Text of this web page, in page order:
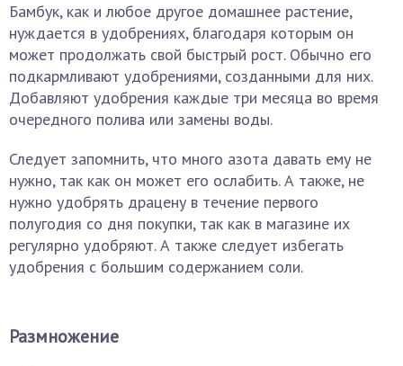
Бамбук, как и любое другое домашнее растение,
нуждается в удобрениях, благодаря которым он
может продолжать свой быстрый рост. Обычно его
подкармливают удобрениями, созданными для них.
Добавляют удобрения каждые три месяца во время
очередного полива или замены воды.
Следует запомнить, что много азота давать ему не
нужно, так как он может его ослабить. А также, не
нужно удобрять драцену в течение первого
полугодия со дня покупки, так как в магазине их
регулярно удобряют. А также следует избегать
удобрения с большим содержанием соли.
Размножение